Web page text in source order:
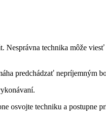
technika môže viesť
predchádzať nepríjemným
osvojte techniku a postupne